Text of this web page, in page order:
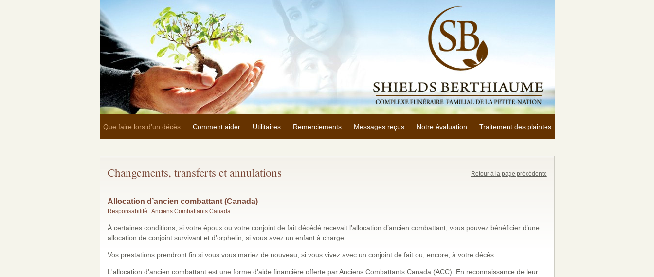
Que faire lors d’un décès Comment aider Utilitaires Remerciements Messages reçus Notre évaluation Traitement des plaintes
Retour à la page précédente
Changements, transferts et annulations
Allocation d’ancien combattant (Canada)
Responsabilité : Anciens Combattants Canada
À certaines conditions, si votre époux ou votre conjoint de fait décédé recevait l’allocation d’ancien combattant, vous pouvez bénéficier d’une
allocation de conjoint survivant et d’orphelin, si vous avez un enfant à charge.
Vos prestations prendront fin si vous vous mariez de nouveau, si vous vivez avec un conjoint de fait ou, encore, à votre décès.
L'allocation d'ancien combattant est une forme d'aide financière offerte par Anciens Combattants Canada (ACC). En reconnaissance de leur